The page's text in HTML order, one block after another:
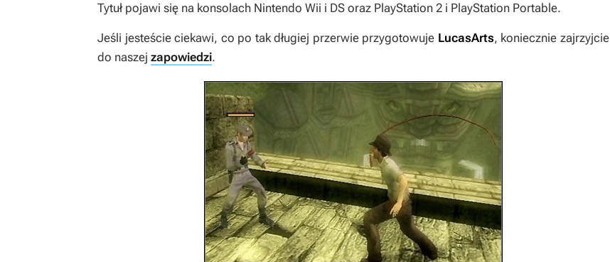
Tytuł pojawi się na konsolach Nintendo Wii i DS oraz PlayStation 2 i PlayStation Portable.
Jeśli jesteście ciekawi, co po tak długiej przerwie przygotowuje LucasArts, koniecznie zajrzyjcie
do naszej zapowiedzi.